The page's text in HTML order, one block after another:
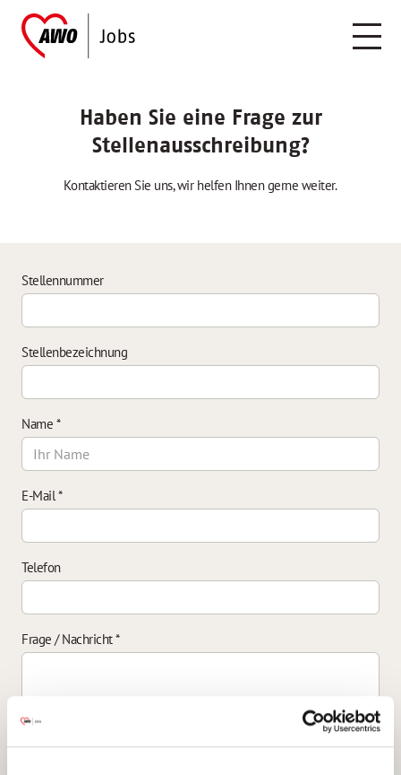
Haben Sie eine Frage zur
Stellenausschreibung?
Kontaktieren Sie uns, wir helfen Ihnen gerne weiter.
Stellennummer
Stellenbezeichnung
Name *
E-Mail*
Telefon
Frage / Nachricht*